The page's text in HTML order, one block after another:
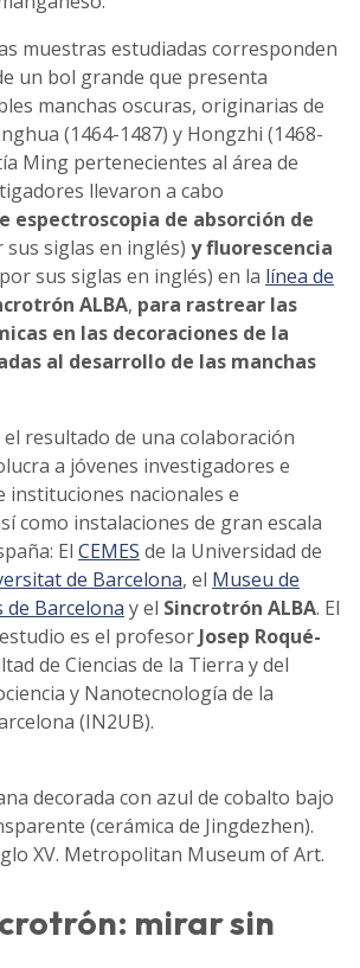
muestras estudiadas corresponden
un bol grande que presenta
manchas oscuras, originarias de
(1464-1487) y Hongzhi (1468-
Ming pertenecientes al área de
llevaron a cabo
espectroscopia de absorción de
sus siglas en inglés) y fluorescencia
por sus siglas en inglés) en la línea de
ALBA, para rastrear las
en las decoraciones de la
al desarrollo de las manchas
resultado de una colaboración
a jóvenes investigadores e
instituciones nacionales e
como instalaciones de gran escala
El CEMES de la Universidad de
de Barcelona, el Museu de
de Barcelona y el Sincrotrón ALBA. El
es el profesor Josep Roqué-
de Ciencias de la Tierra y del
y Nanotecnología de la
(IN2UB).
decorada con azul de cobalto bajo
(cerámica de Jingdezhen).
XV. Metropolitan Museum of Art.
mirar sin